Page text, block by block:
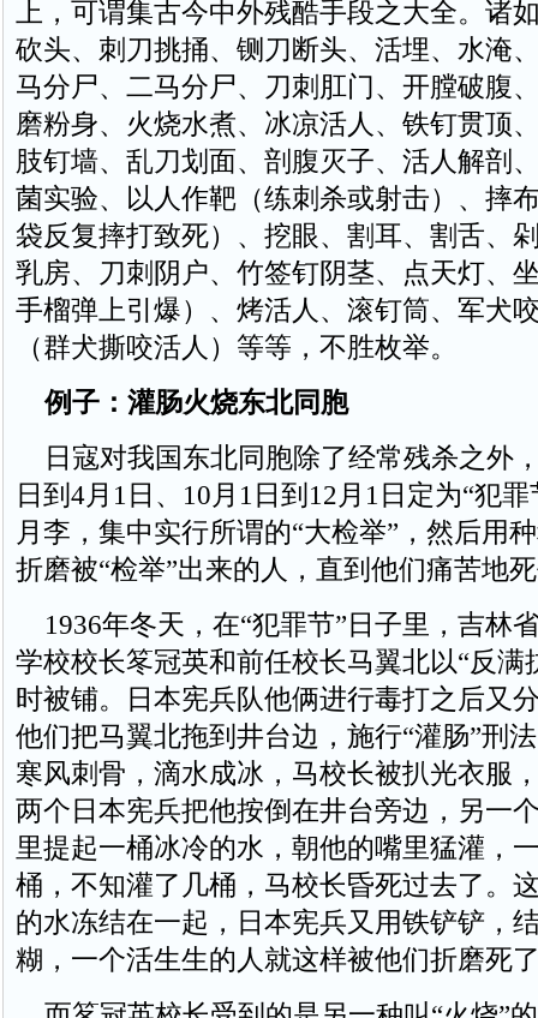
上，可谓集古今中外残酷手段之大全。诸
砍头、刺刀挑捅、铡刀断头、活埋、水淹
马分尸、二马分尸、刀刺肛门、开膛破腹
磨粉身、火烧水煮、冰凉活人、铁钉贯顶
肢钉墙、乱刀划面、剖腹灭子、活人解剖
菌实验、以人作靶（练刺杀或射击）、摔
袋反复摔打致死）、挖眼、割耳、割舌、
乳房、刀刺阴户、竹签钉阴茎、点天灯、
手榴弹上引爆）、烤活人、滚钉筒、军犬
（群犬撕咬活人）等等，不胜枚举。
例子：灌肠火烧东北同胞
日寇对我国东北同胞除了经常残杀之外
日到4月1日、10月1日到12月1日定为“犯
月李，集中实行所谓的“大检举”，然后用
折磨被“检举”出来的人，直到他们痛苦地
1936年冬天，在“犯罪节”日子里，吉林
学校校长笗冠英和前任校长马翼北以“反满
时被铺。日本宪兵队他俩进行毒打之后又
他们把马翼北拖到井台边，施行“灌肠”刑
寒风刺骨，滴水成冰，马校长被扒光衣服
两个日本宪兵把他按倒在井台旁边，另一
里提起一桶冰冷的水，朝他的嘴里猛灌，
桶，不知灌了几桶，马校长昏死过去了。
的水冻结在一起，日本宪兵又用铁铲铲，
糊，一个活生生的人就这样被他们折磨死